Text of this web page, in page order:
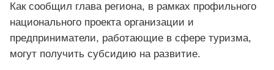
Как сообщил глава региона, в рамках профильного
национального проекта организации и
предприниматели, работающие в сфере туризма,
могут получить субсидию на развитие.